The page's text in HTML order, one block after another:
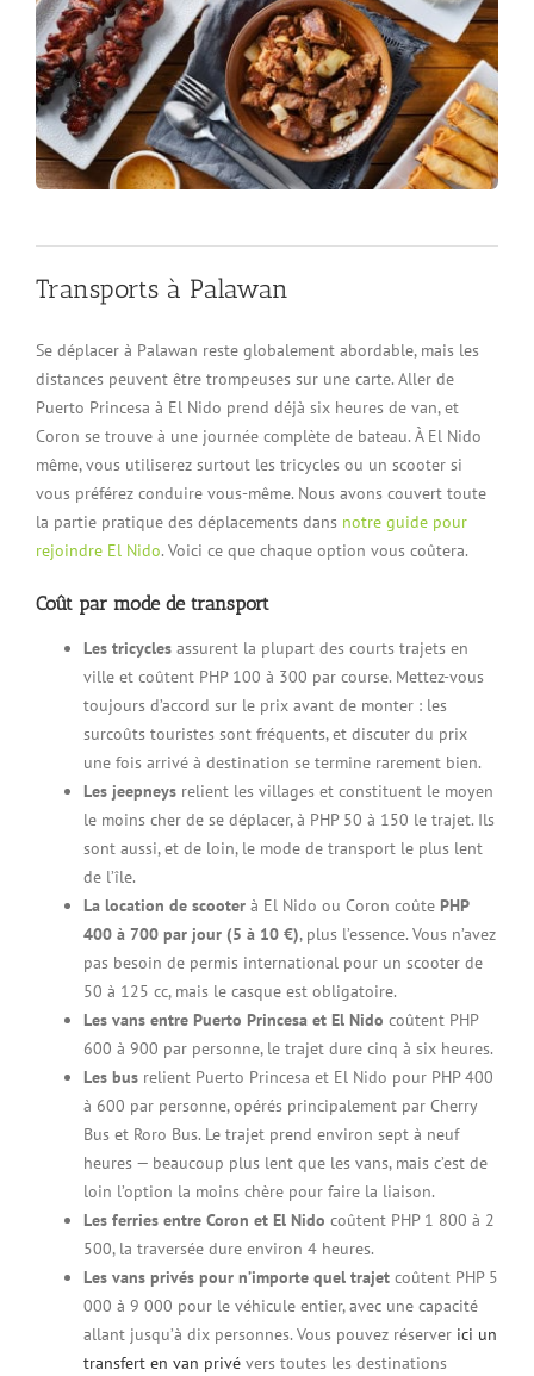
Transports à Palawan
Se déplacer à Palawan reste globalement abordable, mais les
distances peuvent être trompeuses sur une carte. Aller de
Puerto Princesa à El Nido prend déjà six heures de van, et
Coron se trouve à une journée complète de bateau. À El Nido
même, vous utiliserez surtout les tricycles ou un scooter si
vous préférez conduire vous-même. Nous avons couvert toute
la partie pratique des déplacements dans notre guide pour
rejoindre El Nido. Voici ce que chaque option vous coûtera.
Coût par mode de transport
Les tricycles assurent la plupart des courts trajets en
ville et coûtent PHP 100 à 300 par course. Mettez-vous
toujours d’accord sur le prix avant de monter : les
surcoûts touristes sont fréquents, et discuter du prix
une fois arrivé à destination se termine rarement bien.
Les jeepneys relient les villages et constituent le moyen
le moins cher de se déplacer, à PHP 50 à 150 le trajet. Ils
sont aussi, et de loin, le mode de transport le plus lent
de l’île.
La location de scooter à El Nido ou Coron coûte PHP
400 à 700 par jour (5 à 10 €), plus l’essence. Vous n’avez
pas besoin de permis international pour un scooter de
50 à 125 cc, mais le casque est obligatoire.
Les vans entre Puerto Princesa et El Nido coûtent PHP
600 à 900 par personne, le trajet dure cinq à six heures.
Les bus relient Puerto Princesa et El Nido pour PHP 400
à 600 par personne, opérés principalement par Cherry
Bus et Roro Bus. Le trajet prend environ sept à neuf
heures — beaucoup plus lent que les vans, mais c’est de
loin l’option la moins chère pour faire la liaison.
Les ferries entre Coron et El Nido coûtent PHP 1 800 à 2
500, la traversée dure environ 4 heures.
Les vans privés pour n’importe quel trajet coûtent PHP 5
000 à 9 000 pour le véhicule entier, avec une capacité
allant jusqu’à dix personnes. Vous pouvez réserver ici un
transfert en van privé vers toutes les destinations